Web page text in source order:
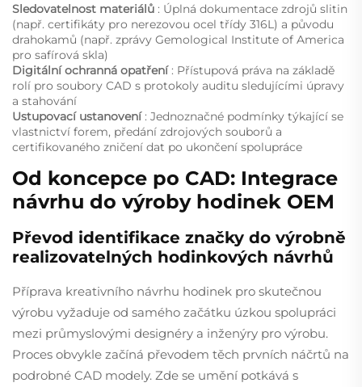
Sledovatelnost materiálů : Úplná dokumentace zdrojů slitin
(např. certifikáty pro nerezovou ocel třídy 316L) a původu
drahokamů (např. zprávy Gemological Institute of America
pro safírová skla)
Digitální ochranná opatření : Přístupová práva na základě
rolí pro soubory CAD s protokoly auditu sledujícími úpravy
a stahování
Ustupovací ustanovení : Jednoznačné podmínky týkající se
vlastnictví forem, předání zdrojových souborů a
certifikovaného zničení dat po ukončení spolupráce
Od koncepce po CAD: Integrace
návrhu do výroby hodinek OEM
Převod identifikace značky do výrobně
realizovatelných hodinkových návrhů
Příprava kreativního návrhu hodinek pro skutečnou
výrobu vyžaduje od samého začátku úzkou spolupráci
mezi průmyslovými designéry a inženýry pro výrobu.
Proces obvykle začíná převodem těch prvních náčrtů na
podrobné CAD modely. Zde se umění potkává s